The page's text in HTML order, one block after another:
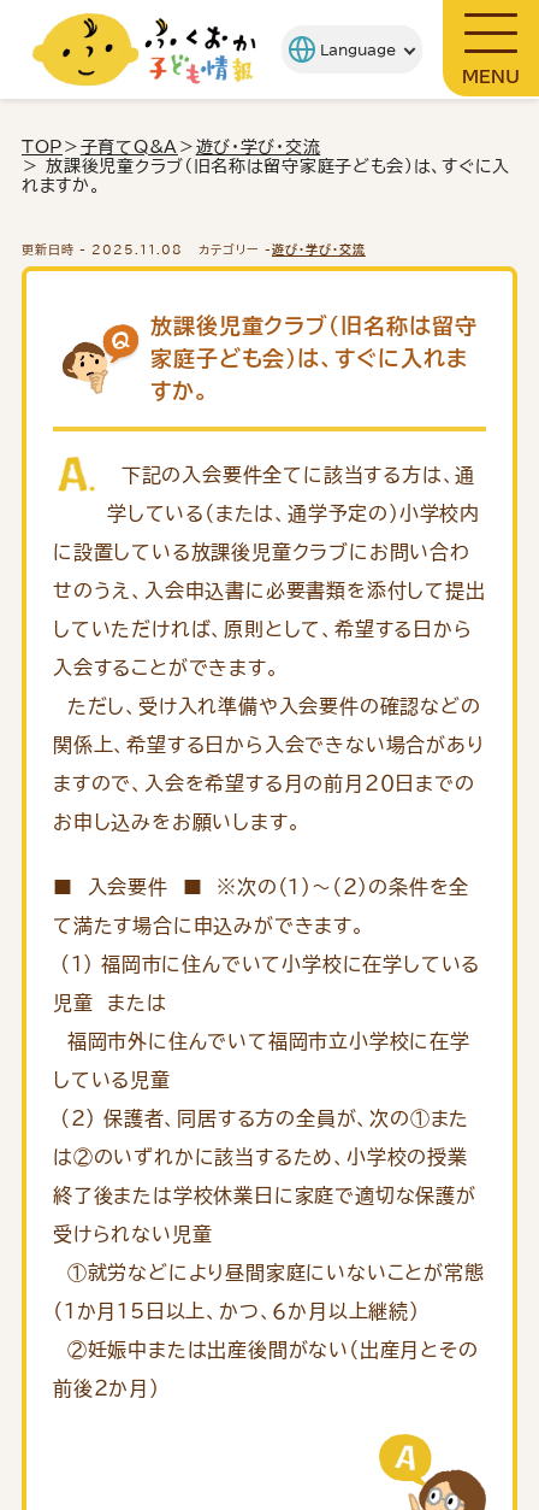
MENU
TOP ＞ 子育てQ&A ＞ 遊び・学び・交流
＞ 放課後児童クラブ（旧名称は留守家庭子ども会）は、すぐに入
れますか。
更新日時 - 2025.11.08 カテゴリー - 遊び・学び・交流
放課後児童クラブ（旧名称は留守
家庭子ども会）は、すぐに入れま
すか。
下記の入会要件全てに該当する方は、通
学している（または、通学予定の）小学校内
に設置している放課後児童クラブにお問い合わ
せのうえ、入会申込書に必要書類を添付して提出
していただければ、原則として、希望する日から
入会することができます。
ただし、受け入れ準備や入会要件の確認などの
関係上、希望する日から入会できない場合があり
ますので、入会を希望する月の前月２０日までの
お申し込みをお願いします。
■ 入会要件 ■ ※次の（１）～（２）の条件を全
て満たす場合に申込みができます。
(1) 福岡市に住んでいて小学校に在学している
児童 または
福岡市外に住んでいて福岡市立小学校に在学
している児童
(2) 保護者、同居する方の全員が、次の①また
は②のいずれかに該当するため、小学校の授業
終了後または学校休業日に家庭で適切な保護が
受けられない児童
①就労などにより昼間家庭にいないことが常態
（１か月15日以上、かつ、６か月以上継続）
②妊娠中または出産後間がない（出産月とその
前後２か月）